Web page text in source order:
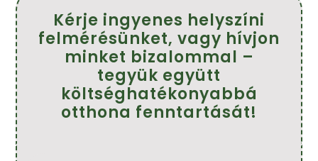
Kérje ingyenes helyszíni
felmérésünket, vagy hívjon
minket bizalommal –
tegyük együtt
költséghatékonyabbá
otthona fenntartását!